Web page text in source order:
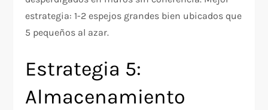
estrategia: 1-2 espejos grandes bien ubicados que
5 pequeños al azar.
Estrategia 5:
Almacenamiento